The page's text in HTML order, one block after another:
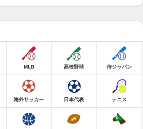
MLB 高校野球 侍ジャパン
海外サッカー 日本代表 テニス